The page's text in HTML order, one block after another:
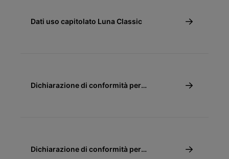
Dati uso capitolato Luna Classic
Dichiarazione di conformità per
Dichiarazione di conformità per